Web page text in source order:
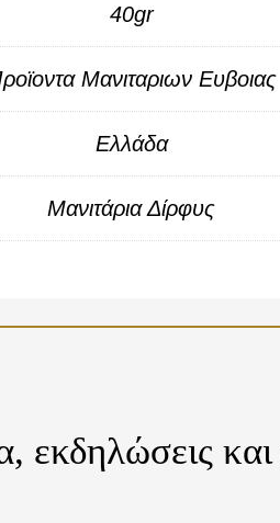
40gr
Μανιταριων Ευβοιας
Ελλάδα
Μανιτάρια Δίρφυς
εκδηλώσεις